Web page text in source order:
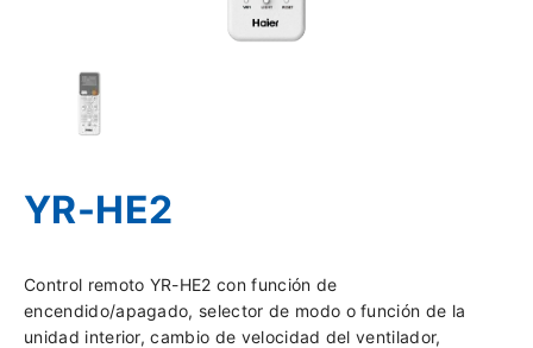
YR-HE2
Control remoto YR-HE2 con función de
encendido/apagado, selector de modo o función de la
unidad interior, cambio de velocidad del ventilador,